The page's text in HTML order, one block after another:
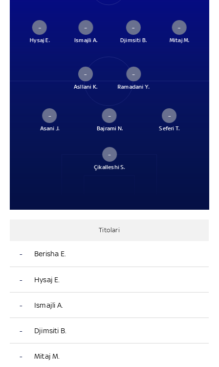
–
Hysaj E.
–
Ismajli A.
–
Djimsiti B.
–
Mitaj M.
–
Asllani K.
–
Ramadani Y.
–
Asani J.
–
Bajrami N.
–
Seferi T.
–
Çikalleshi S.
Titolari
- Berisha E.
- Hysaj E.
- Ismajli A.
- Djimsiti B.
- Mitaj M.